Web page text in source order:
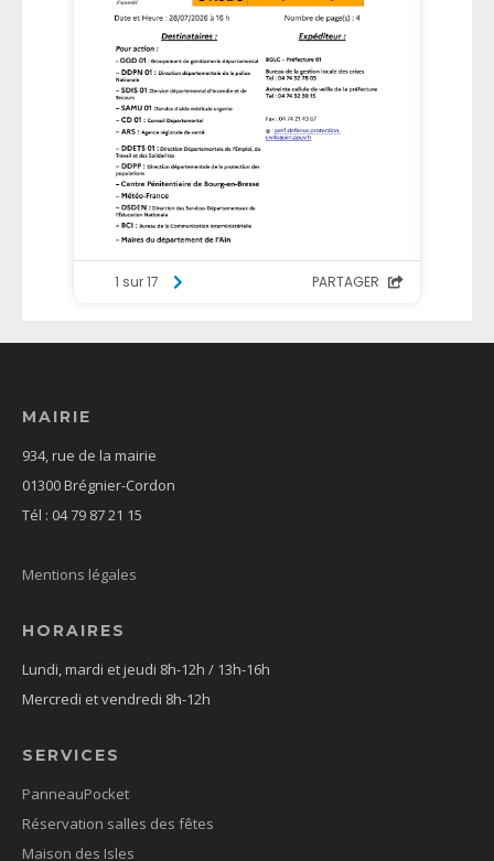
MAIRIE
934, rue de la mairie
01300 Brégnier-Cordon
Tél : 04 79 87 21 15
Mentions légales
HORAIRES
Lundi, mardi et jeudi 8h-12h / 13h-16h
Mercredi et vendredi 8h-12h
SERVICES
PanneauPocket
Réservation salles des fêtes
Maison des Isles